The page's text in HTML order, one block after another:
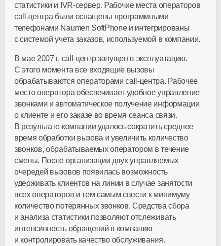
статистики и IVR-сервер. Рабочие места операторов
call-центра были оснащены программными
телефонами Naumen SoftPhone и интегрированы
с системой учета заказов, используемой в компании.
В мае 2007 г. call-центр запущен в эксплуатацию.
С этого момента все входящие вызовы
обрабатываются операторами call-центра. Рабочее
место оператора обеспечивает удобное управление
звонками и автоматическое получение информации
о клиенте и его заказе во время сеанса связи.
В результате компании удалось сократить среднее
время обработки вызова и увеличить количество
звонков, обрабатываемых оператором в течение
смены. После организации двух управляемых
очередей вызовов появилась возможность
удерживать клиентов на линии в случае занятости
всех операторов и тем самым свести к минимуму
количество потерянных звонков. Средства сбора
и анализа статистики позволяют отслеживать
интенсивность обращений в компанию
и контролировать качество обслуживания.